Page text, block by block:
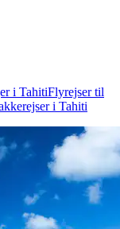
i TahitiFlyrejser til
i Tahiti